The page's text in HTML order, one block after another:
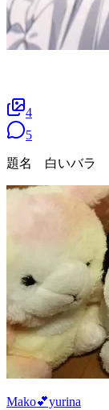
4
5
題名 白いバラ
Mako💕yurina